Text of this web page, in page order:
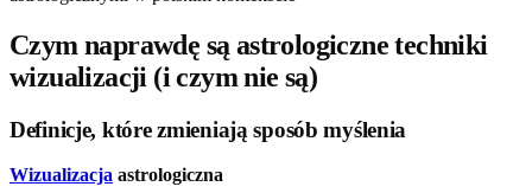
Czym naprawdę są astrologiczne techniki
wizualizacji (i czym nie są)
Definicje, które zmieniają sposób myślenia
Wizualizacja astrologiczna